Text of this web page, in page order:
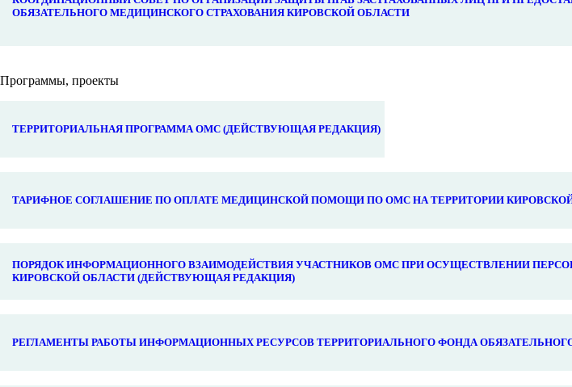
ОБЯЗАТЕЛЬНОГО МЕДИЦИНСКОГО СТРАХОВАНИЯ КИРОВСКОЙ ОБЛАСТИ
Программы, проекты
ТЕРРИТОРИАЛЬНАЯ ПРОГРАММА ОМС (ДЕЙСТВУЮЩАЯ РЕДАКЦИЯ)
ТАРИФНОЕ СОГЛАШЕНИЕ ПО ОПЛАТЕ МЕДИЦИНСКОЙ ПОМОЩИ ПО ОМС НА ТЕРРИТОРИИ
ПОРЯДОК ИНФОРМАЦИОННОГО ВЗАИМОДЕЙСТВИЯ УЧАСТНИКОВ ОМС ПРИ ОСУЩЕСТВЛЕНИИ
КИРОВСКОЙ ОБЛАСТИ (ДЕЙСТВУЮЩАЯ РЕДАКЦИЯ)
РЕГЛАМЕНТЫ РАБОТЫ ИНФОРМАЦИОННЫХ РЕСУРСОВ ТЕРРИТОРИАЛЬНОГО ФОНДА